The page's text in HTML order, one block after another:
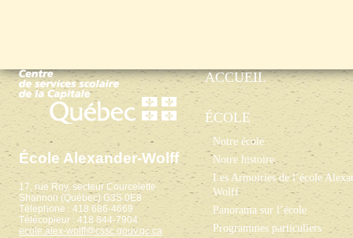
École Alexander-Wolff
17, rue Roy, secteur Courcelette
Shannon (Québec) G3S 0E8
Téléphone : 418 686-4669
Télécopieur : 418 844-7904
ecole.alex-wolff@cssc.gouv.qc.ca
ACCUEIL
ÉCOLE
Notre école
Notre histoire
Les Armoiries de l’école
Wolff
Panorama sur l’école
Programmes particuliers